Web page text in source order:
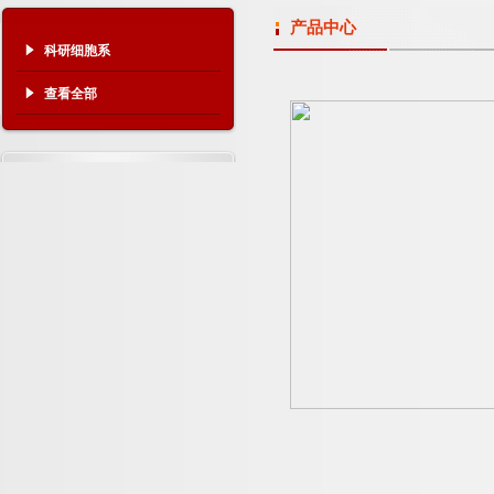
科研细胞系
查看全部
产品中心